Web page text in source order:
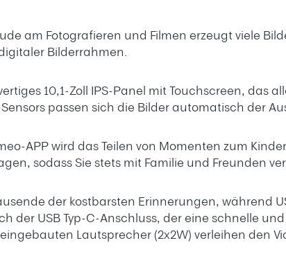
am Fotografieren und Filmen erzeugt viele
Bilderrahmen.
10,1-Zoll IPS-Panel mit Touchscreen, das
passen sich die Bilder automatisch der
APP wird das Teilen von Momenten zum
sodass Sie stets mit Familie und Freunden
der kostbarsten Erinnerungen, während
der USB Typ-C-Anschluss, der eine schnelle
Lautsprecher (2x2W) verleihen den